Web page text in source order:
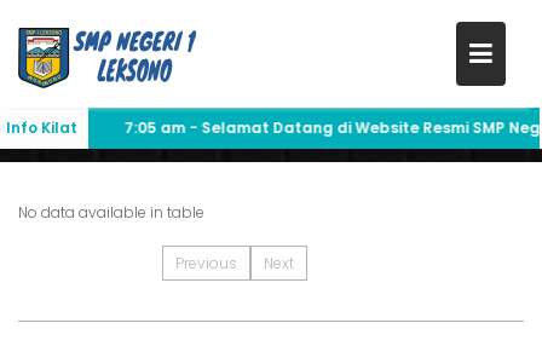
Skip
Info Kilat 7:05 am- Selamat Datang di Website Resmi SMP
DATA GURU
No data available in table
Previous Next